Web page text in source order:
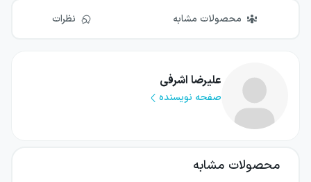
محصولات مشابه نظرات
علیرضا اشرفی
صفحه نویسنده
محصولات مشابه